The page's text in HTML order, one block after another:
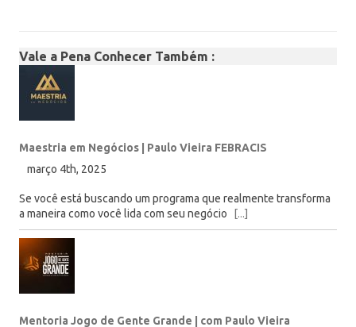
Vale a Pena Conhecer Também :
Maestria em Negócios | Paulo Vieira FEBRACIS
março 4th, 2025
Se você está buscando um programa que realmente transforma
a maneira como você lida com seu negócio
[...]
Mentoria Jogo de Gente Grande | com Paulo Vieira